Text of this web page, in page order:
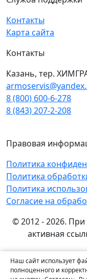
Наш сайт использует
полноценного и
Контакты
Карта сайта
Контакты
Казань, тер.
8 (800) 600-6-278
8 (843) 207-2-208
Правовая
Политика
Политика
Политика
Согласие на
© 2012 - 2026.
активная
Названия
знаки